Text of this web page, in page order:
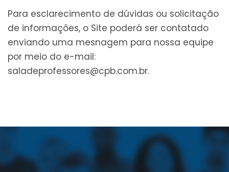
Para esclarecimento de dúvidas ou solicitação
de informações, o Site poderá ser contatado
enviando uma mesnagem para nossa equipe
por meio do e-mail:
saladeprofessores@cpb.com.br.